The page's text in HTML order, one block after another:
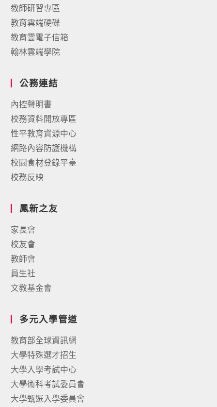
教師研習專區
教育雲端硬碟
教育雲電子信箱
翰林雲端學院
公務連結
內控聲明書
校務資料開放專區
性平教育資源中心
網路內容防護機構
校園食材登錄平臺
校務反映
鳳新之友
家長會
校友會
教師會
員生社
文教基金會
多元入學管道
教育部全球資訊網
大學特殊選才招生
大學入學考試中心
大學術科考試委員會
大學甄選入學委員會